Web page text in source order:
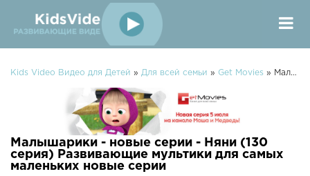
Kids Video Видео для Детей » Для всей семьи » Get Movies » Малышарики - новые серии - Няни (130 серия) Развивающие мультики для самых маленьких
Малышарики - новые серии - Няни (130
серия) Развивающие мультики для самых
маленьких новые серии